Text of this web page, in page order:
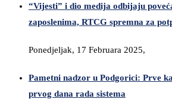
“Vijesti” i dio medija odbijaju
zaposlenima, RTCG spremna za
Ponedjeljak, 17 Februara 2025,
Pametni nadzor u Podgorici: Prve
prvog dana rada sistema